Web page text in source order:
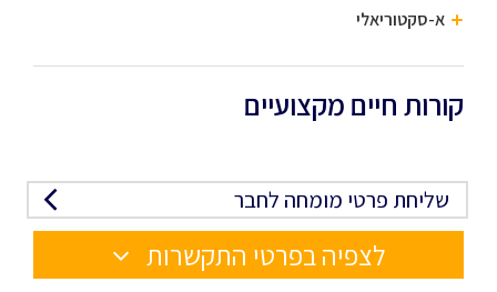
א-סקטוריאלי
קורות חיים מקצועיים
שליחת פרטי מומחה לחבר
לצפיה בפרטי התקשרות